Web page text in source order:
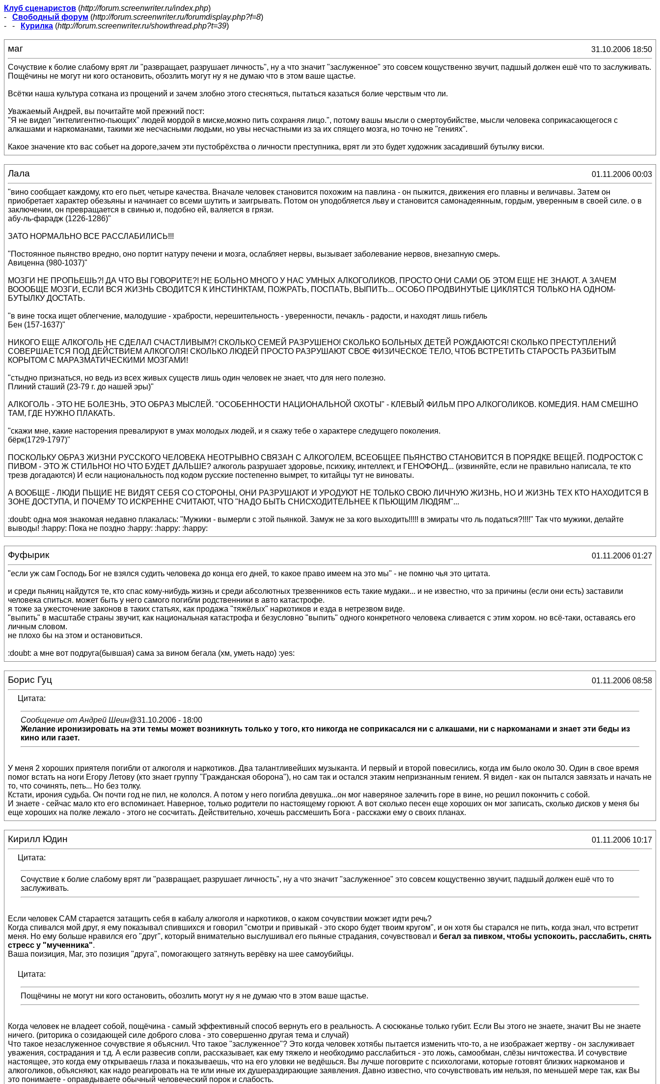
Клуб сценаристов (http://forum.screenwriter.ru/index.php)
- Свободный форум (http://forum.screenwriter.ru/forumdisplay.php?f=8)
- -
Курилка (http://forum.screenwriter.ru/showthread.php?t=39)
маг 31.10.2006 18:50
Сочуствие к болие слабому врят ли "развращает, разрушает личность", ну а что значит "заслуженное" это совсем кощуственно звучит, падшый должен ешё что то заслуживать.
Пощёчины не могут ни кого остановить, обозлить могут ну я не думаю что в этом ваше щастье.
Всётки наша культура соткана из прощений и зачем злобно этого стесняться, пытаться казаться болие черствым что ли.
Уважаемый Андрей, вы почитайте мой прежний пост:
"Я не видел "интелигентно-пьющих" людей мордой в миске,можно пить сохраняя лицо.", потому вашы мысли о смертоубийстве, мысли человека соприкасающегося с
алкашами и наркоманами, такими же несчасными людьми, но увы несчастными из за их спящего мозга, но точно не "гениях".
Какое значение кто вас собьет на дороге,зачем эти пустобрёхства о личности преступника, врят ли это будет художник засадивший бутылку виски.
Лала 01.11.2006 00:03
"вино сообщает каждому, кто его пьет, четыре качества. Вначале человек становится похожим на павлина - он пыжится, движения его плавны и величавы. Затем он
приобретает характер обезьяны и начинает со всеми шутить и заигрывать. Потом он уподобляется льву и становится самонадеянным, гордым, уверенным в своей силе. о в
заключении, он превращается в свинью и, подобно ей, валяется в грязи.
абу-ль-фарадж (1226-1286)"
ЗАТО НОРМАЛЬНО ВСЕ РАССЛАБИЛИСЬ!!!
"Постоянное пьянство вредно, оно портит натуру печени и мозга, ослабляет нервы, вызывает заболевание нервов, внезапную смерь.
Авиценна (980-1037)"
МОЗГИ НЕ ПРОПЬЕШЬ?! ДА ЧТО ВЫ ГОВОРИТЕ?! НЕ БОЛЬНО МНОГО У НАС УМНЫХ АЛКОГОЛИКОВ, ПРОСТО ОНИ САМИ ОБ ЭТОМ ЕЩЕ НЕ ЗНАЮТ. А ЗАЧЕМ
ВОООБЩЕ МОЗГИ, ЕСЛИ ВСЯ ЖИЗНЬ СВОДИТСЯ К ИНСТИНКТАМ, ПОЖРАТЬ, ПОСПАТЬ, ВЫПИТЬ... ОСОБО ПРОДВИНУТЫЕ ЦИКЛЯТСЯ ТОЛЬКО НА ОДНОМ-
БУТЫЛКУ ДОСТАТЬ.
"в вине тоска ищет облегчение, малодушие - храбрости, нерешительность - уверенности, печакль - радости, и находят лишь гибель
Бен (157-1637)"
НИКОГО ЕЩЕ АЛКОГОЛЬ НЕ СДЕЛАЛ СЧАСТЛИВЫМ?! СКОЛЬКО СЕМЕЙ РАЗРУШЕНО! СКОЛЬКО БОЛЬНЫХ ДЕТЕЙ РОЖДАЮТСЯ! СКОЛЬКО ПРЕСТУПЛЕНИЙ
СОВЕРШАЕТСЯ ПОД ДЕЙСТВИЕМ АЛКОГОЛЯ! СКОЛЬКО ЛЮДЕЙ ПРОСТО РАЗРУШАЮТ СВОЕ ФИЗИЧЕСКОЕ ТЕЛО, ЧТОБ ВСТРЕТИТЬ СТАРОСТЬ РАЗБИТЫМ
КОРЫТОМ С МАРАЗМАТИЧЕСКИМИ МОЗГАМИ!
"стыдно признаться, но ведь из всех живых существ лишь один человек не знает, что для него полезно.
Плиний сташий (23-79 г. до нашей эры)"
АЛКОГОЛЬ - ЭТО НЕ БОЛЕЗНЬ, ЭТО ОБРАЗ МЫСЛЕЙ. "ОСОБЕННОСТИ НАЦИОНАЛЬНОЙ ОХОТЫ" - КЛЕВЫЙ ФИЛЬМ ПРО АЛКОГОЛИКОВ. КОМЕДИЯ. НАМ СМЕШНО
ТАМ, ГДЕ НУЖНО ПЛАКАТЬ.
"скажи мне, какие насторения превалируют в умах молодых людей, и я скажу тебе о характере следущего поколения.
бёрк(1729-1797)"
ПОСКОЛЬКУ ОБРАЗ ЖИЗНИ РУССКОГО ЧЕЛОВЕКА НЕОТРЫВНО СВЯЗАН С АЛКОГОЛЕМ, ВСЕОБЩЕЕ ПЬЯНСТВО СТАНОВИТСЯ В ПОРЯДКЕ ВЕЩЕЙ. ПОДРОСТОК С
ПИВОМ - ЭТО Ж СТИЛЬНО! НО ЧТО БУДЕТ ДАЛЬШЕ? алкоголь разрушает здоровье, психику, интеллект, и ГЕНОФОНД... (извиняйте, если не правильно написала, те кто
трезв догадаются) И если национальность под кодом русские постепенно вымрет, то китайцы тут не виноваты.
А ВООБЩЕ - ЛЮДИ ПЬЩИЕ НЕ ВИДЯТ СЕБЯ СО СТОРОНЫ, ОНИ РАЗРУШАЮТ И УРОДУЮТ НЕ ТОЛЬКО СВОЮ ЛИЧНУЮ ЖИЗНЬ, НО И ЖИЗНЬ ТЕХ КТО НАХОДИТСЯ В
ЗОНЕ ДОСТУПА, И ПОЧЕМУ ТО ИСКРЕННЕ СЧИТАЮТ, ЧТО "НАДО БЫТЬ СНИСХОДИТЕЛЬНЕЕ К ПЬЮЩИМ ЛЮДЯМ"...
:doubt: одна моя знакомая недавно плакалась: "Мужики - вымерли с этой пьянкой. Замуж не за кого выходить!!!!! в эмираты что ль податься?!!!!" Так что мужики, делайте
выводы! :happy: Пока не поздно :happy: :happy: :happy:
Фуфырик 01.11.2006 01:27
"если уж сам Господь Бог не взялся судить человека до конца его дней, то какое право имеем на это мы" - не помню чья это цитата.
и среди пьяниц найдутся те, кто спас кому-нибудь жизнь и среди абсолютных трезвенников есть такие мудаки... и не известно, что за причины (если они есть) заставили
человека спиться. может быть у него самого погибли родственники в авто катастрофе.
я тоже за ужесточение законов в таких статьях, как продажа "тяжёлых" наркотиков и езда в нетрезвом виде.
"выпить" в масштабе страны звучит, как национальная катастрофа и безусловно "выпить" одного конкретного человека сливается с этим хором. но всё-таки, оставаясь его
личным словом.
не плохо бы на этом и остановиться.
:doubt: а мне вот подруга(бывшая) сама за вином бегала (хм, уметь надо) :yes:
Борис Гуц 01.11.2006 08:58
Цитата:
Сообщение от Андрей Шеин@31.10.2006 - 18:00
Желание иронизировать на эти темы может возникнуть только у того, кто никогда не соприкасался ни с алкашами, ни с наркоманами и знает эти беды из
кино или газет.
У меня 2 хороших приятеля погибли от алкоголя и наркотиков. Два талантливейших музыканта. И первый и второй повесились, когда им было около 30. Один в свое время
помог встать на ноги Егору Летову (кто знает группу "Гражданская оборона"), но сам так и остался этаким непризнанным гением. Я видел - как он пытался завязать и начать не
то, что сочинять, петь... Но без толку.
Кстати, ирония судьба. Он почти год не пил, не кололся. А потом у него погибла девушка...он мог наверяное залечить горе в вине, но решил покончить с собой.
И знаете - сейчас мало кто его вспоминает. Наверное, только родители по настоящему горюют. А вот сколько песен еще хороших он мог записать, сколько дисков у меня бы
еще хороших на полке лежало - этого не сосчитать. Действительно, хочешь рассмешить Бога - расскажи ему о своих планах.
Кирилл Юдин 01.11.2006 10:17
Цитата:
Сочуствие к болие слабому врят ли "развращает, разрушает личность", ну а что значит "заслуженное" это совсем кощуственно звучит, падшый должен ешё что то
заслуживать.
Если человек САМ старается затащить себя в кабалу алкоголя и наркотиков, о каком сочувствии можзет идти речь?
Когда спивался мой друг, я ему показывал спившихся и говорил "смотри и привыкай - это скоро будет твоим кругом", и он хотя бы старался не пить, когда знал, что встретит
меня. Но ему больше нравился его "друг", который внимательно выслушивал его пьяные страдания, сочувствовал и бегал за пивком, чтобы успокоить, расслабить, снять
стресс у "мученника".
Ваша поизиция, Маг, это позиция "друга", помогающего затянуть верёвку на шее самоубийцы.
Цитата:
Пощёчины не могут ни кого остановить, обозлить могут ну я не думаю что в этом ваше щастье.
Когда человек не владеет собой, пощёчина - самый эффективный способ вернуть его в реальность. А сюсюканье только губит. Если Вы этого не знаете, значит Вы не знаете
ничего. (риторика о созидающей силе доброго слова - это совершенно другая тема и случай)
Что такое незаслуженное сочувствие я объяснил. Что такое "заслуженное"? Это когда человек хотябы пытается изменить что-то, а не изображает жертву - он заслуживает
уважения, сострадания и т.д. А если развесив сопли, рассказывает, как ему тяжело и необходимо расслабиться - это ложь, самообман, слёзы ничтожества. И сочувствие
настоящее, это когда ему открываешь глаза и показываешь, что на его уловки не ведёшься. Вы лучше поговрите с психологами, которые готовят близких наркоманов и
алкоголиков, объясняют, как надо реагировать на те или иные их душераздирающие заявления. Давно известно, что сочувствовать им нельзя, по меньшей мере так, как Вы
это понимаете - оправдываете обычный человеческий порок и слабость.